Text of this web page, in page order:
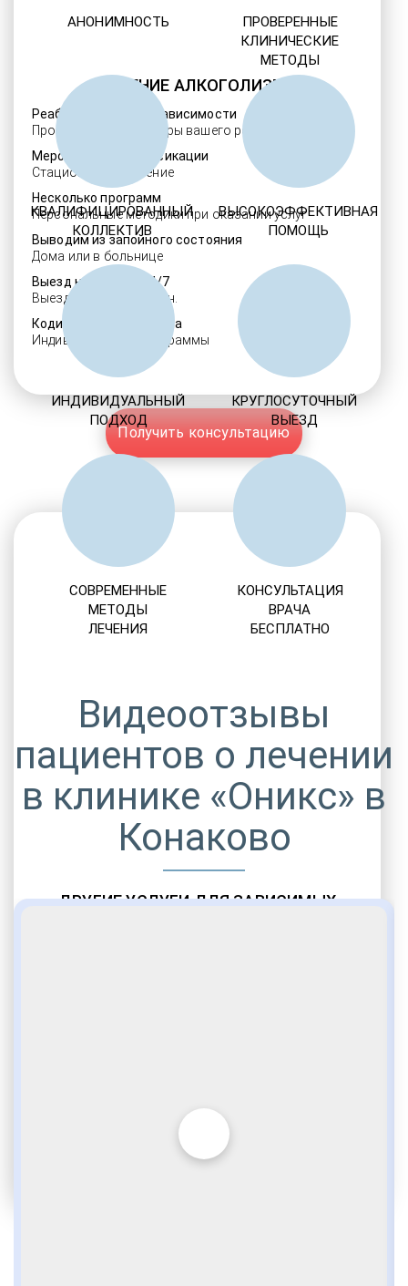
ЛЕЧЕНИЕ АЛКОГОЛИЗМА
Реабилитация алкозависимости
Проверенные ребцентры вашего региона
Мероприятия детоксикации
Стационарное лечение
Несколько программ
Персональные методики при оказании услуг
Выводим из запойного состояния
Дома или в больнице
Выезд нарколога 24/7
Выезд в течение 30 мин.
Кодировка алкоголизма
Индивидуальные программы
Получить консультацию
ДРУГИЕ УСЛУГИ ДЛЯ ЗАВИСИМЫХ
АНОНИМНОСТЬ
ПРОВЕРЕННЫЕ
КЛИНИЧЕСКИЕ
МЕТОДЫ
КВАЛИФИЦИРОВАННЫЙ
КОЛЛЕКТИВ
ВЫСОКОЭФФЕКТИВНАЯ
ПОМОЩЬ
ИНДИВИДУАЛЬНЫЙ
ПОДХОД
КРУГЛОСУТОЧНЫЙ
ВЫЕЗД
СОВРЕМЕННЫЕ
МЕТОДЫ
ЛЕЧЕНИЯ
КОНСУЛЬТАЦИЯ
ВРАЧА
БЕСПЛАТНО
Видеоотзывы
пациентов о лечении
в клинике «Оникс» в
Конаково